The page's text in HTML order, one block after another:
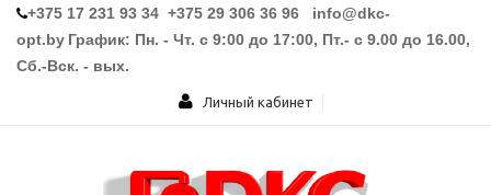
+375 17 231 93 34 +375 29 306 36 96 info@dkc-
opt.by График: Пн. - Чт. с 9:00 до 17:00, Пт.- с 9.00 до 16.00,
Сб.-Вск. - вых.
Личный кабинет